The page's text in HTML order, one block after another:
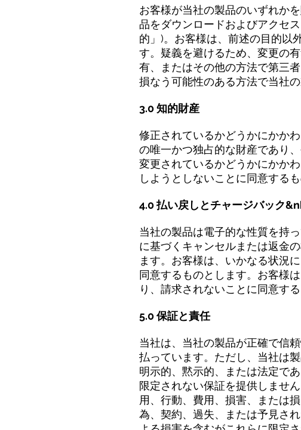
お客様が当社の製品のいずれか
品をダウンロードおよびアクセ
的」)。お客様は、前述の目的以
す。疑義を避けるため、変更の
有、またはその他の方法で第三
損なう可能性のある方法で当社
3.0 知的財産
修正されているかどうかにかか
の唯一かつ独占的な財産であり
変更されているかどうかにかか
しようとしないことに同意するも
4.0 払い戻しとチャージバック
当社の製品は電子的な性質を持
に基づくキャンセルまたは返金
ます。お客様は、いかなる状況
同意するものとします。お客様
り、請求されないことに同意す
5.0 保証と責任
当社は、当社の製品が正確で信
払っています。ただし、当社は
明示的、黙示的、または法定で
限定されない保証を提供しませ
用、行動、費用、損害、または
為、契約、過失、または予見さ